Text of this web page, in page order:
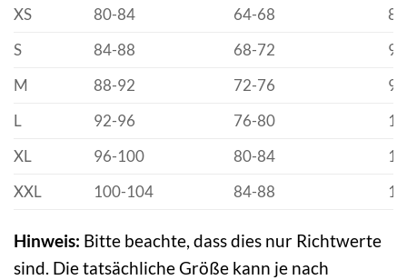
XS
80-84 64-68
S
84-88 68-72
M
88-92 72-76
L
92-96 76-80
XL
96-100 80-84
XXL
100-104 84-88
Hinweis: Bitte beachte, dass dies nur Richtwerte
sind. Die tatsächliche Größe kann je nach